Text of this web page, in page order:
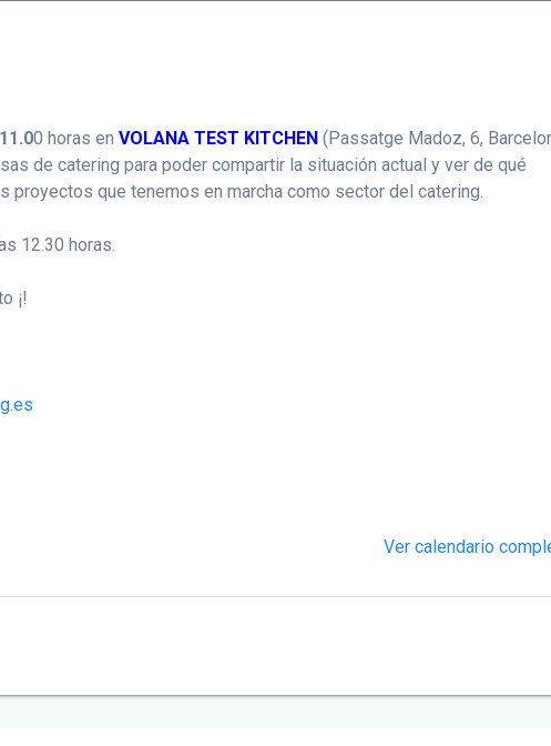
0 horas enVOLANA TEST KITCHEN (Passatge Madoz, 6,
de catering para poder compartir la situación actual y ver de qué
proyectos que tenemos en marcha como sector del catering.
12.30 horas.
¡!
Ver calendario